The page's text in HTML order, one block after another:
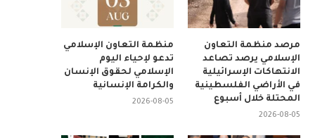
منظمة التعاون الإسلامي
تدعو لإحياء اليوم
الإسلامي لحقوق الإنسان
والكرامة الإنسانية
2026-08-05
مرصد منظمة التعاون
الإسلامي يرصد تصاعد
الانتهاكات الإسرائيلية
في الأراضي الفلسطينية
المحتلة خلال أسبوع
2026-08-05